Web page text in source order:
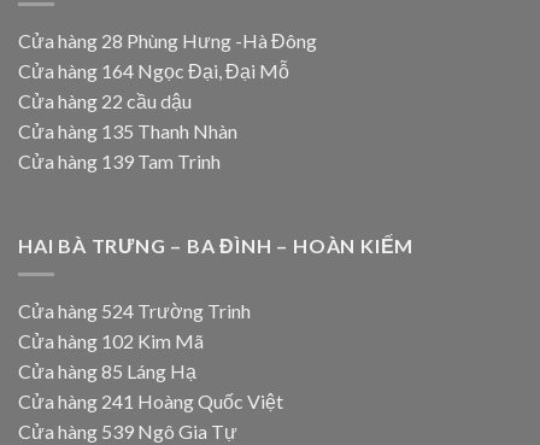
Cửa hàng 28 Phùng Hưng -Hà Đông
Cửa hàng 164 Ngọc Đại, Đại Mỗ
Cửa hàng 22 cầu dậu
Cửa hàng 135 Thanh Nhàn
Cửa hàng 139 Tam Trinh
HAI BÀ TRƯNG – BA ĐÌNH – HOÀN KIẾM
Cửa hàng 524 Trường Trinh
Cửa hàng 102 Kim Mã
Cửa hàng 85 Láng Hạ
Cửa hàng 241 Hoàng Quốc Việt
Cửa hàng 539 Ngô Gia Tự